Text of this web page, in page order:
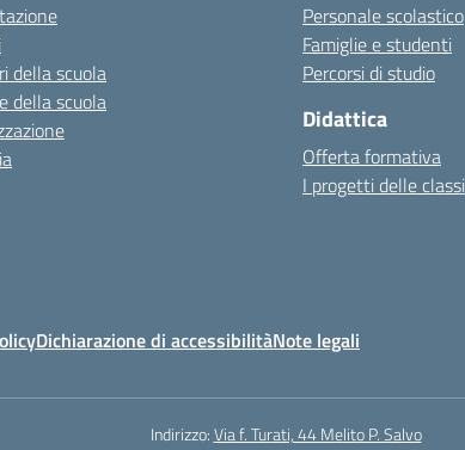
della scuola
della scuola
Personale scolastico
Famiglie e studenti
Percorsi di studio
Didattica
Offerta formativa
I progetti delle classi
Dichiarazione di accessibilitàNote legali
Indirizzo:Via f. Turati, 44 Melito P. Salvo